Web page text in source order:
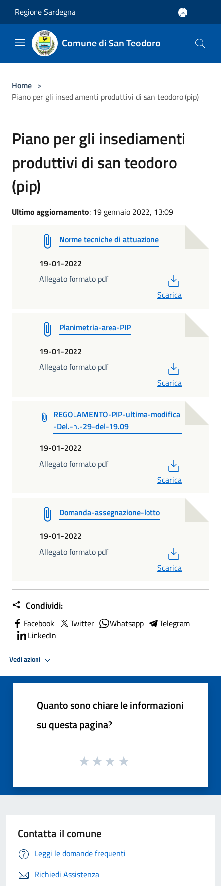
Regione Sardegna
Comune di San Teodoro
Home >
Piano per gli insediamenti produttivi di san teodoro (pip)
Piano per gli insediamenti
produttivi di san teodoro
(pip)
Ultimo aggiornamento: 19 gennaio 2022, 13:09
Norme tecniche di attuazione
19-01-2022
Allegato formato pdf
Scarica
Planimetria-area-PIP
19-01-2022
Allegato formato pdf
Scarica
REGOLAMENTO-PIP-ultima-modifica
-Del.-n.-29-del-19.09
19-01-2022
Allegato formato pdf
Scarica
Domanda-assegnazione-lotto
19-01-2022
Allegato formato pdf
Scarica
Condividi:
Facebook Twitter Whatsapp
Telegram
LinkedIn
Vedi azioni
Quanto sono chiare le informazioni
su questa pagina?
Contatta il comune
Leggi le domande frequenti
Richiedi Assistenza